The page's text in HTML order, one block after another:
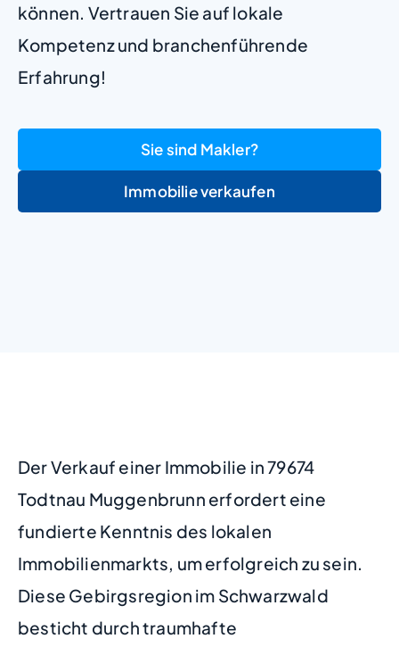
können. Vertrauen Sie auf lokale
Kompetenz und branchenführende
Erfahrung!
Sie sind Makler?
Immobilie verkaufen
Der Verkauf einer Immobilie in 79674
Todtnau Muggenbrunn erfordert eine
fundierte Kenntnis des lokalen
Immobilienmarkts, um erfolgreich zu sein.
Diese Gebirgsregion im Schwarzwald
besticht durch traumhafte